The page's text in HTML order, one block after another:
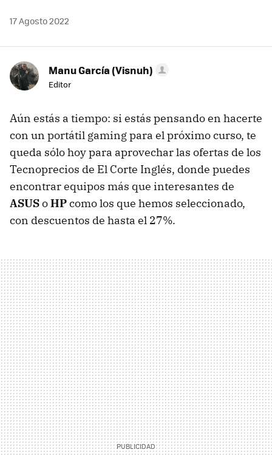
17 Agosto 2022
Manu García (Visnuh)
Editor
Aún estás a tiempo: si estás pensando en hacerte
con un portátil gaming para el próximo curso, te
queda sólo hoy para aprovechar las ofertas de los
Tecnoprecios de El Corte Inglés, donde puedes
encontrar equipos más que interesantes de
ASUSoHPcomo los que hemos seleccionado,
con descuentos de hasta el 27%.